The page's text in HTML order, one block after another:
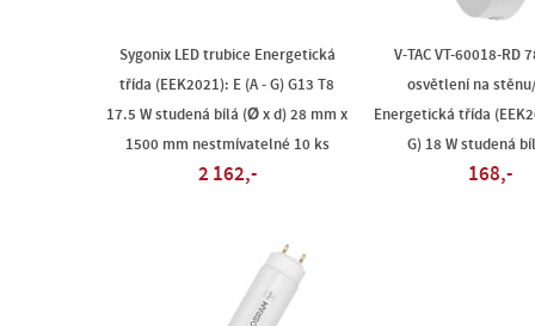
Sygonix LED trubice Energetická
třída (EEK2021): E (A - G) G13 T8
17.5 W studená bílá (Ø x d) 28 mm x
1500 mm nestmívatelné 10 ks
2 162,-
V-TAC VT-60018-RD
osvětlení na
Energetická třída
G) 18 W studená
168,-